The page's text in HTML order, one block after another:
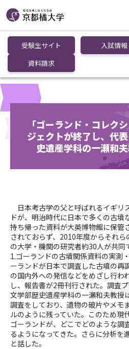
受験生サイト 入試情報
資料請求
「ゴーランド・コレク
ジェクトが終了し、代
史遺産学科の一瀬和
日本考古学の父と呼ばれるイギリ
ドが、明治時代に日本で多くの古墳
持ち帰った資料が大英博物館に保管
されておらず、2010年度からそれ
の大学・機関の研究者約30人が共同
1.ゴーランドの古墳関係資料の実測
ーランドが日本で調査した古墳の再
の国内外への発信などをめざし行わ
し、報告書が2冊刊行された。調査
文学部歴史遺産学科の一瀬和夫教授
調査をしており、遺物の破片やメモ
ルのように残っていた。このため現
ゴーランドが、どこでどのような調
るようになってきた。さらに分析を
と話した。